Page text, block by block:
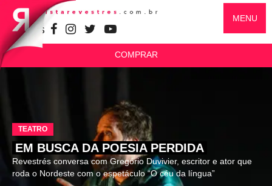
SIGA-NOS
MENU
COMPRAR
TEATRO
EM BUSCA DA POESIA PERDIDA
Revestrés conversa com Gregório Duvivier, escritor e ator que
roda o Nordeste com o espetáculo “O céu da língua”